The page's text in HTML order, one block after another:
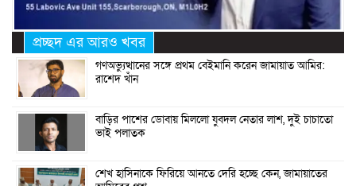
প্রচ্ছদ এর আরও খবর
গণঅভ্যুত্থানের সঙ্গে প্রথম বেইমানি করেন জামায়াত আমির:
রাশেদ খাঁন
বাড়ির পাশের ডোবায় মিললো যুবদল নেতার লাশ, দুই চাচাতো
ভাই পলাতক
শেখ হাসিনাকে ফিরিয়ে আনতে দেরি হচ্ছে কেন, জামায়াতের